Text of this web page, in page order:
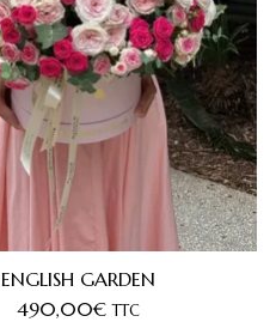
ENGLISH GARDEN
490,00€ TTC